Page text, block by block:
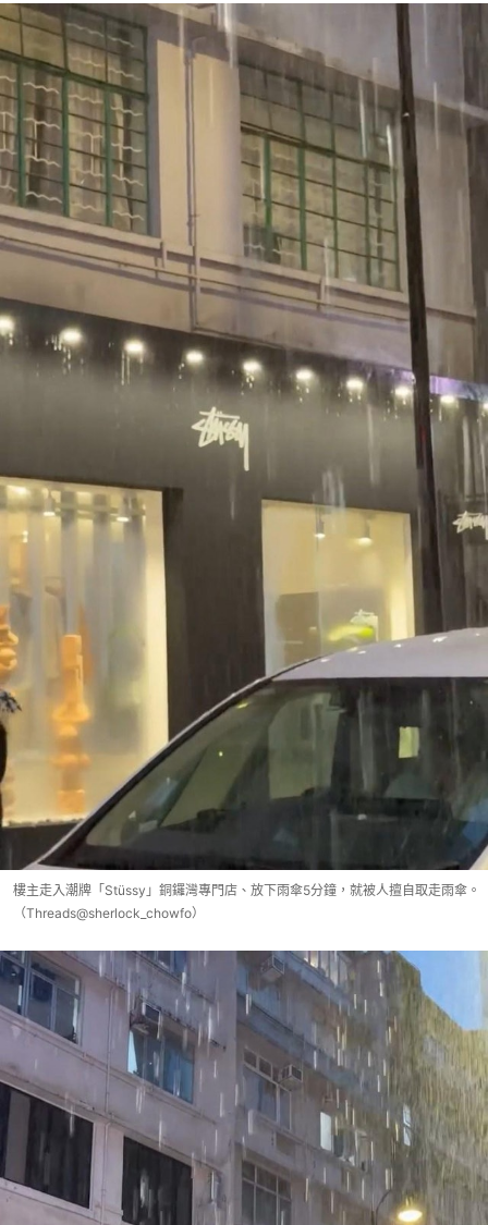
樓主走入潮牌「Stüssy」銅鑼灣專門店、放下雨傘5分鐘，就被人擅自取走雨傘。
（Threads@sherlock_chowfo）